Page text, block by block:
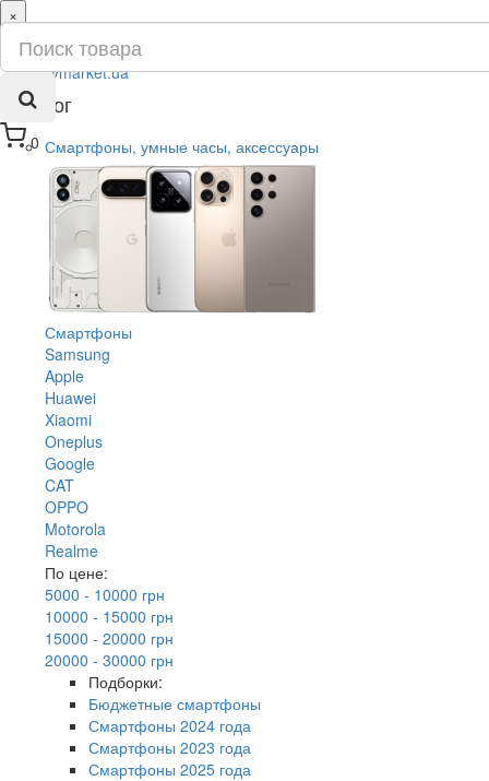
0
×
ru
ua
Каталог
Смартфоны, умные часы, аксессуары
Смартфоны
Samsung
Apple
Huawei
Xiaomi
Oneplus
Google
CAT
OPPO
Motorola
Realme
По цене:
5000 - 10000 грн
10000 - 15000 грн
15000 - 20000 грн
20000 - 30000 грн
Подборки:
Бюджетные смартфоны
Смартфоны 2024 года
Смартфоны 2023 года
Смартфоны 2025 года